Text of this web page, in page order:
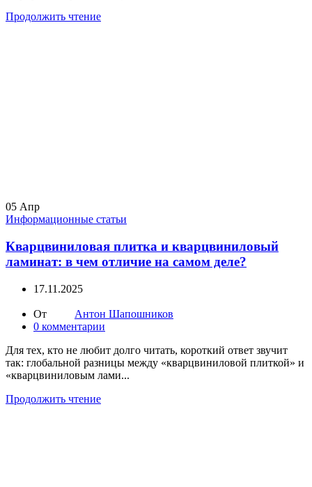
Продолжить чтение
05 Апр
Информационные статьи
Кварцвиниловая плитка и кварцвиниловый
ламинат: в чем отличие на самом деле?
17.11.2025
От
Антон Шапошников
0 комментарии
Для тех, кто не любит долго читать, короткий ответ звучит
так: глобальной разницы между «кварцвиниловой плиткой» и
«кварцвиниловым лами...
Продолжить чтение